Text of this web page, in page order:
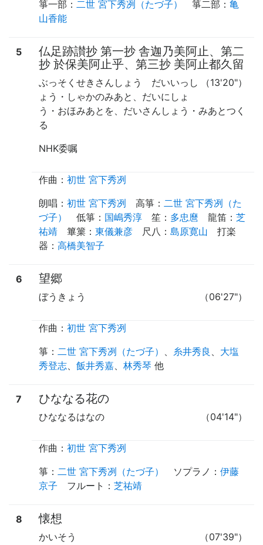
箏一部 ： 二世 宮下秀冽（たづ子） 箏二部 ： 亀
山香能
5
仏足跡讃抄 第一抄 舎迦乃美阿止、第二
抄 於保美阿止乎、第三抄 美阿止都久留
（13'20"）
ぶっそくせきさんしょう だいいっし
ょう・しゃかのみあと、だいにしょ
う・おほみあとを、だいさんしょう・みあとつく
る
NHK委嘱
作曲： 初世 宮下秀冽
朗唱 ： 初世 宮下秀冽 高箏 ： 二世 宮下秀冽（た
づ子）
低箏 ： 国嶋秀淳 笙 ： 多忠麿 龍笛 ： 芝
祐靖
篳篥 ： 東儀兼彦 尺八 ： 島原寛山
打楽
器 ： 高橋美智子
6 望郷
（06'27"）
ぼうきょう
作曲： 初世 宮下秀冽
箏 ： 二世 宮下秀冽（たづ子） 糸井秀良
大塩
秀登志
飯井秀嘉 林秀琴 他
7 ひななる花の
（04'14"）
ひななるはなの
作曲： 初世 宮下秀冽
箏 ： 二世 宮下秀冽（たづ子） ソプラノ ： 伊藤
京子
フルート ： 芝祐靖
8 懐想
（07'39"）
かいそう